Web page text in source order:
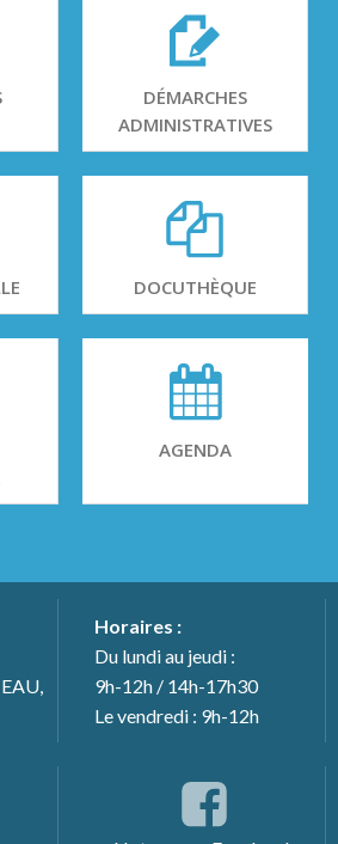
DÉMARCHES
ADMINISTRATIVES
DOCUTHÈQUE
AGENDA
Horaires :
Du lundi au jeudi :
9h-12h / 14h-17h30
Le vendredi : 9h-12h